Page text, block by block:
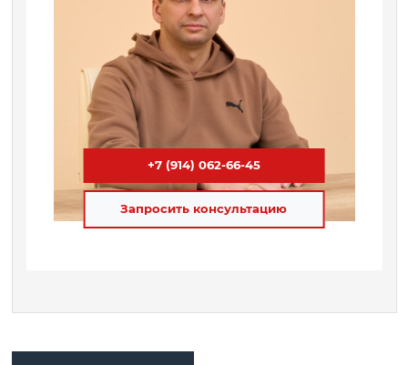
+7 (914) 062-66-45
Запросить консультацию